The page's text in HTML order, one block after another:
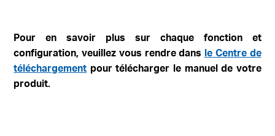
Pour en savoir plus sur chaque fonction et
configuration, veuillez vous rendre dans le Centre de
téléchargement pour télécharger le manuel de votre
produit.